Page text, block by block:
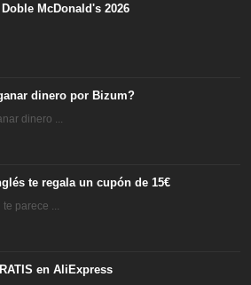
McDonald's 2026
dinero por Bizum?
dinero ...
te regala un cupón de 15€
parece ...
en AliExpress